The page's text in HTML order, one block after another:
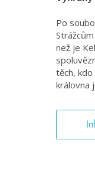
Po
než je
těch,
královna